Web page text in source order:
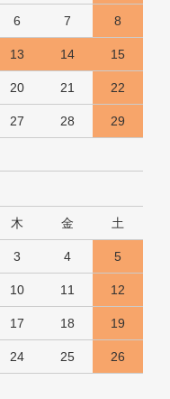
6 7 8
13 14 15
20 21 22
27 28 29
木 金 土
3 4 5
10 11 12
17 18 19
24 25 26